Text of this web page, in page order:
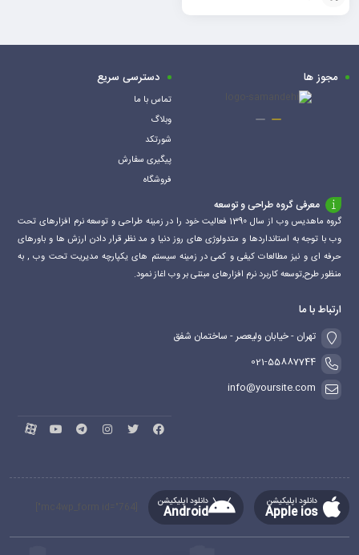
افزودن
به
مجوز ها دسترسی سریع
تماس با ما
وبلاگ
شورتکد
پیگیری سفارش
فروشگاه
معرفی گروه طراحی و توسعه
گروه ماهدیس وب از سال 1390 فعالیت خود را در زمینه طراحی و توسعه نرم افزارهای تحت
وب با توجه به استانداردها و متدولوژی های روز دنیا و مد نظر قرار دادن ارزش ها و باورهای
حرفه ای و نیز مطالعات کیفی و کمی در زمینه سیستم های یکپارچه مدیریت تحت وب , به
منظور طرح,توسعه کاربرد نرم افزارهای مبتنی بر وب اغاز نمود.
ارتباط با ما
تهران - خیابان ولیعصر - ساختمان شفق
021-55887744
info@yoursite.com
دانلود اپلیکیشن
Apple ios
دانلود اپلیکیشن
Android